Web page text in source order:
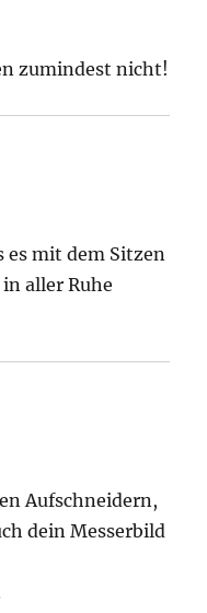
zumindest nicht!
es mit dem Sitzen
aller Ruhe
Aufschneidern,
dein Messerbild